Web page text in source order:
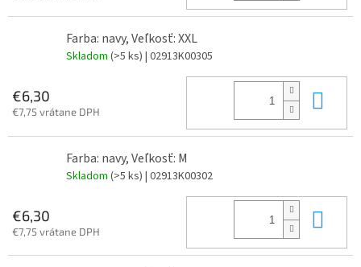
Farba: navy, Veľkosť: XXL
Skladom (>5 ks) | 02913K00305
€6,30
€7,75 vrátane DPH
Farba: navy, Veľkosť: M
Skladom (>5 ks) | 02913K00302
€6,30
€7,75 vrátane DPH